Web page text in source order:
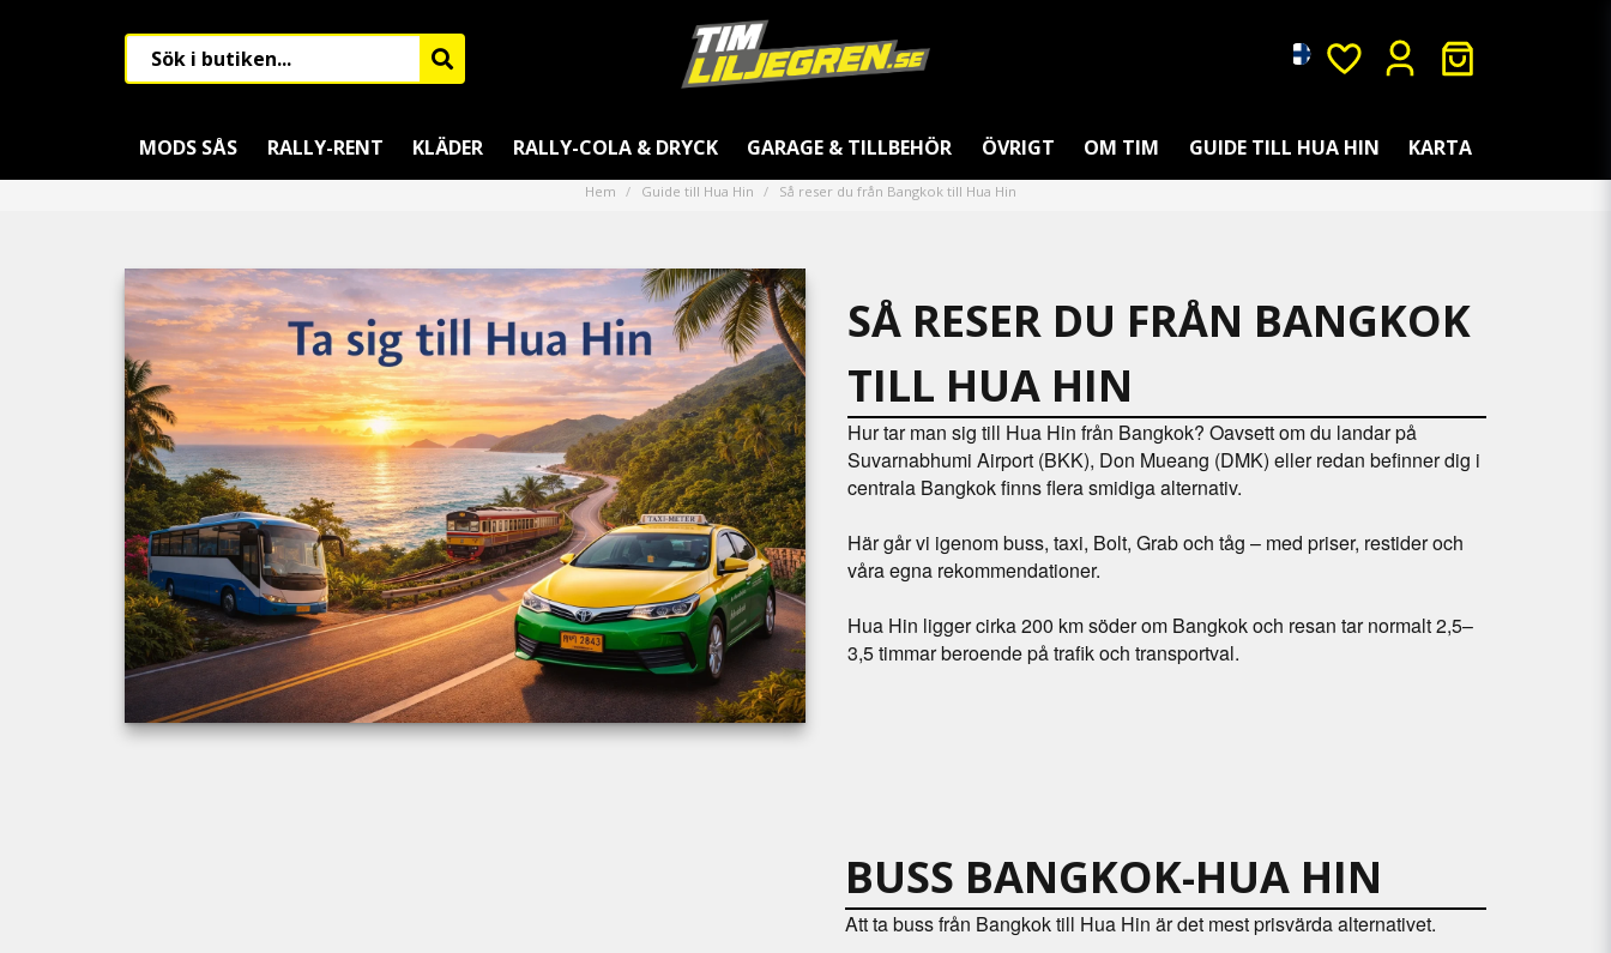
MODS SÅS RALLY-RENT KLÄDER RALLY-COLA & DRYCK GARAGE & TILLBEHÖR ÖVRIGT OM TIM GUIDE TILL HUA HIN KARTA
Hem Guide till Hua Hin Så reser du från Bangkok till Hua Hin
SÅ RESER DU FRÅN BANGKOK
TILL HUA HIN
Hur tar man sig till Hua Hin från Bangkok? Oavsett om du landar på
Suvarnabhumi Airport (BKK), Don Mueang (DMK) eller redan befinner dig i
centrala Bangkok finns flera smidiga alternativ.
Här går vi igenom buss, taxi, Bolt, Grab och tåg – med priser, restider och
våra egna rekommendationer.
Hua Hin ligger cirka 200 km söder om Bangkok och resan tar normalt 2,5–
3,5 timmar beroende på trafik och transportval.
BUSS BANGKOK-HUA HIN
Att ta buss från Bangkok till Hua Hin är det mest prisvärda alternativet.